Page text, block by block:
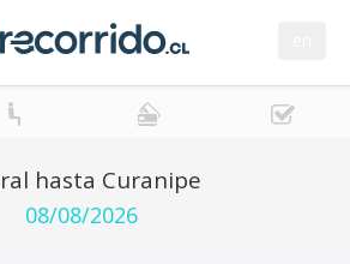
hasta Curanipe
08/08/2026